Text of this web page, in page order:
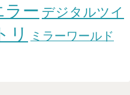
ラー デジタルツイ
リ ミラーワールド